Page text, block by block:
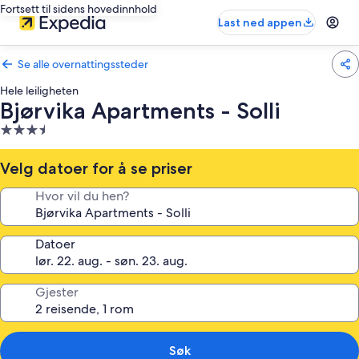
Fortsett til sidens hovedinnhold
Last ned appen
Se alle overnattingssteder
Hele leiligheten
Bjørvika Apartments - Solli
Overnattingssted
med
3.5
stjerner
Velg datoer for å se priser
Hvor vil du hen?
Datoer
Gjester
Søk